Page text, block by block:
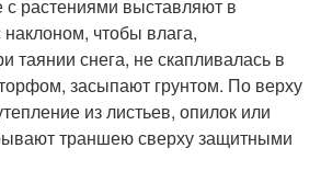
растениями выставляют в
чтобы влага,
таянии снега, не скапливалась в
засыпают грунтом. По верху
из листьев, опилок или
траншею сверху защитными